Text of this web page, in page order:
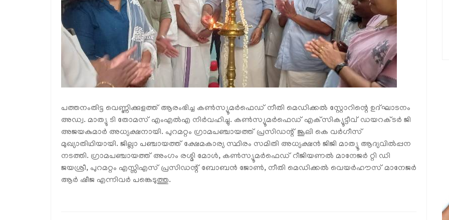
പത്തനംതിട്ട വെണ്ണിക്കുളത്ത് ആരംഭിച്ച കണ്‍സ്യൂമര്‍ഫെഡ് നീതി മെഡിക്കല്‍ സ്റ്റോറിന്റെ ഉദ്ഘാടനം
അഡ്വ. മാത്യു ടി തോമസ് എംഎല്‍എ നിര്‍വഹിച്ചു. കണ്‍സ്യൂമര്‍ഫെഡ് എക്‌സിക്യൂട്ടീവ് ഡയറക്ടര്‍ ജി
അജയകുമാര്‍ അധ്യക്ഷനായി. പുറമറ്റം ഗ്രാമപഞ്ചായത്ത് പ്രസിഡന്റ് ജൂലി കെ വര്‍ഗീസ്
മുഖ്യാതിഥിയായി. ജില്ലാ പഞ്ചായത്ത് ക്ഷേമകാര്യ സ്ഥിരം സമിതി അധ്യക്ഷന്‍ ജിജി മാത്യൂ ആദ്യവില്‍പ്പന
നടത്തി. ഗ്രാമപഞ്ചായത്ത് അംഗം രശ്മി മോള്‍, കണ്‍സ്യൂമര്‍ഫെഡ് റീജിയണല്‍ മാനേജര്‍ റ്റി ഡി
ജയശ്രീ, പുറമറ്റം എസ്സിഎസ് പ്രസിഡന്റ് ബോബന്‍ ജോണ്‍, നീതി മെഡിക്കല്‍ വെയര്‍ഹൗസ് മാനേജര്‍
ആര്‍ ഷീജ എന്നിവര്‍ പങ്കെടുത്തു.